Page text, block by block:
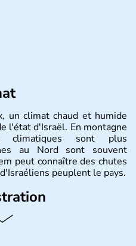
un climat chaud et humide
l'état d'Israël. En montagne
climatiques sont plus
au Nord sont souvent
peut connaître des chutes
peuplent le pays.
est de la Méditerranée,